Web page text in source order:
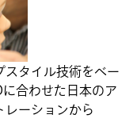
スタイル技術をベー
合わせた日本のア
レーションから